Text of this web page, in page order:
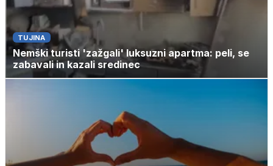
TUJINA
Nemški turisti 'zažgali' luksuzni apartma: peli, se
zabavali in kazali sredinec